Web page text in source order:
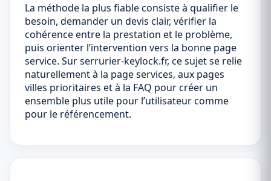
La méthode la plus fiable consiste à qualifier le
besoin, demander un devis clair, vérifier la
cohérence entre la prestation et le problème,
puis orienter l’intervention vers la bonne page
service. Sur serrurier-keylock.fr, ce sujet se relie
naturellement à la page services, aux pages
villes prioritaires et à la FAQ pour créer un
ensemble plus utile pour l’utilisateur comme
pour le référencement.